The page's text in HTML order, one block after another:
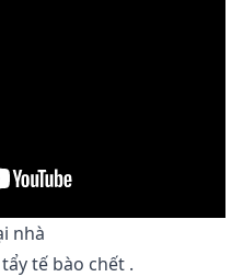
nhà
tẩy tế bào chết .